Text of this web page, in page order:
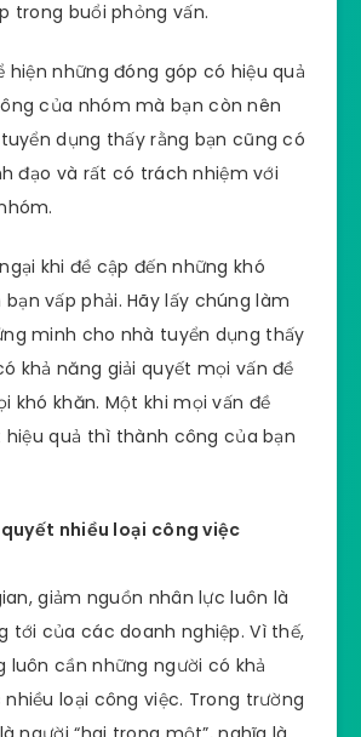
chuẩn bị một danh sách các
đó bạn có đóng góp công sức
của nhóm. Những điểm này
sơ yếu lí lịch, nhưng chúng có
những đóng góp có hiệu quả
của nhóm mà bạn còn nên
dụng thấy rằng bạn cũng có
đạo và rất có trách nhiệm với
vấp phải. Hãy lấy chúng làm
khả năng giải quyết mọi vấn đề
khó khăn. Một khi mọi vấn đề
quả thì thành công của bạn